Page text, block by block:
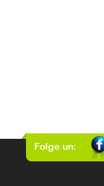
Folge un: